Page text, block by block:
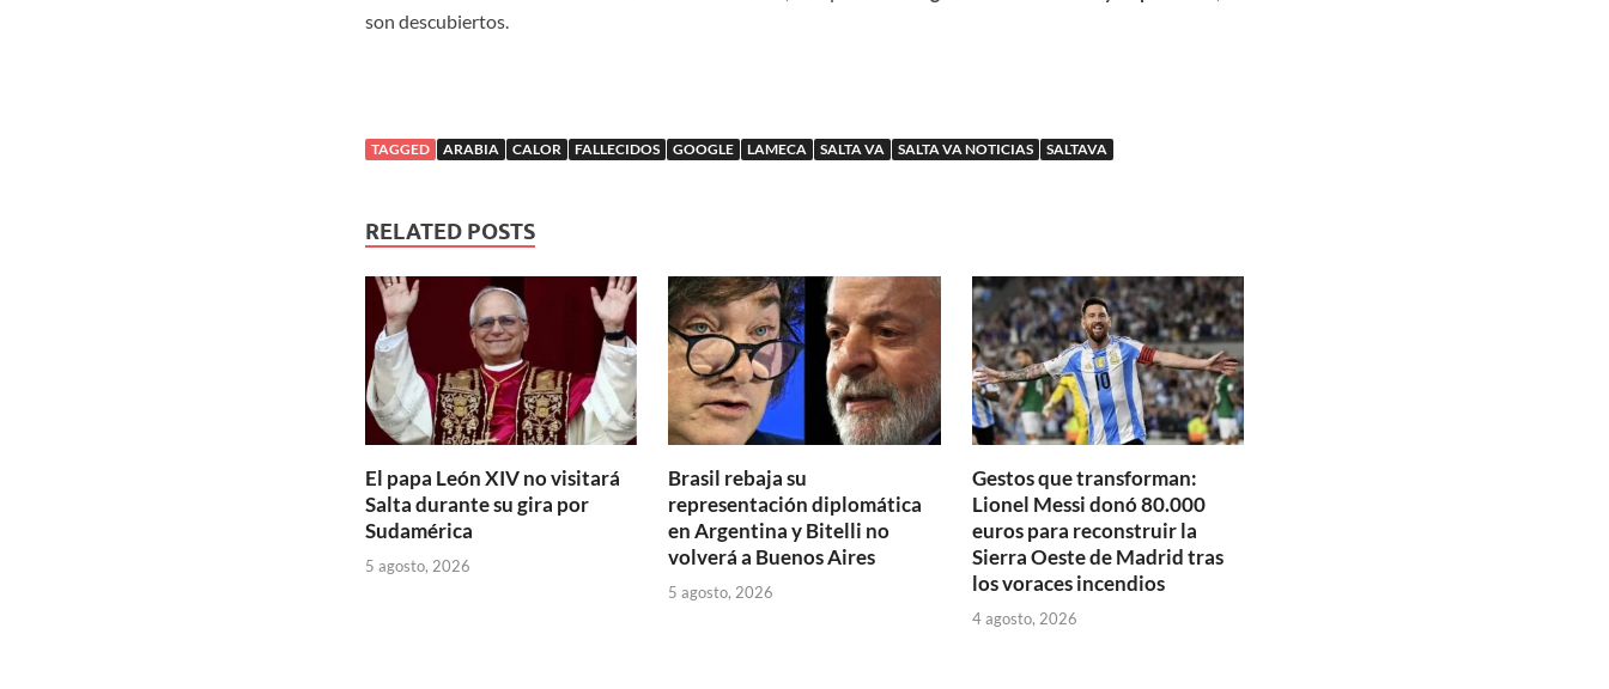
son descubiertos.
TAGGED ARABIA CALOR FALLECIDOS GOOGLE LAMECA SALTA VA SALTA VA NOTICIAS SALTAVA
RELATED POSTS
El papa León XIV no visitará
Salta durante su gira por
Sudamérica
5 agosto, 2026
Brasil rebaja su
representación diplomática
en Argentina y Bitelli no
volverá a Buenos Aires
5 agosto, 2026
Gestos que transforman:
Lionel Messi donó 80.000
euros para reconstruir la
Sierra Oeste de Madrid tras
los voraces incendios
4 agosto, 2026